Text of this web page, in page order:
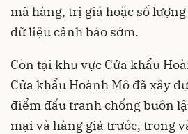
mã hàng, trị giá hoặc số
dữ liệu cảnh báo sớm.
Còn tại khu vực Cửa khẩu
Cửa khẩu Hoành Mô đã xây
điểm đấu tranh chống buôn
mại và hàng giả trước, trong